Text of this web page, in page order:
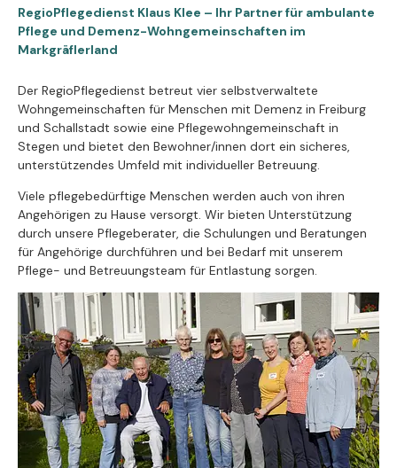
RegioPflegedienst Klaus Klee – Ihr Partner für ambulante
Pflege und Demenz-Wohngemeinschaften im
Markgräflerland
Der RegioPflegedienst betreut vier selbstverwaltete
Wohngemeinschaften für Menschen mit Demenz in Freiburg
und Schallstadt sowie eine Pflegewohngemeinschaft in
Stegen und bietet den Bewohner/innen dort ein sicheres,
unterstützendes Umfeld mit individueller Betreuung.
Viele pflegebedürftige Menschen werden auch von ihren
Angehörigen zu Hause versorgt. Wir bieten Unterstützung
durch unsere Pflegeberater, die Schulungen und Beratungen
für Angehörige durchführen und bei Bedarf mit unserem
Pflege- und Betreuungsteam für Entlastung sorgen.